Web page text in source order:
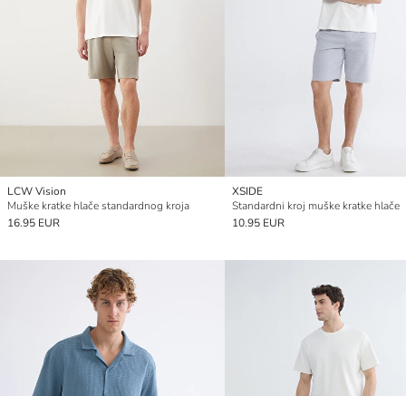
LCW Vision
Muške kratke hlače standardnog kroja
16.95 EUR
XSIDE
Standardni kroj muške kratke hlače
10.95 EUR